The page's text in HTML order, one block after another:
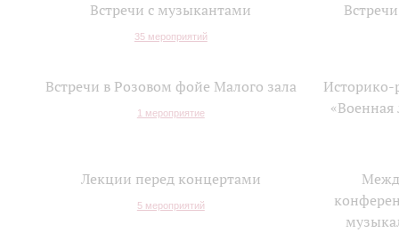
Встречи с музыкантами
35 мероприятий
Встречи в Розовом фойе Малого зала
1 мероприятие
Историко-
Лекции перед концертами
5 мероприятий